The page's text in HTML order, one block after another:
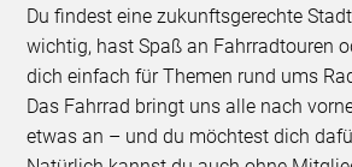
Du findest eine zukunftsgerechte
wichtig, hast Spaß an Fahrradtouren
dich einfach für Themen rund ums
Das Fahrrad bringt uns alle nach
etwas an – und du möchtest dich